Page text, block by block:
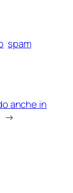
spam
anche in
→